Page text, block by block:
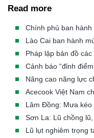
Read more
Pháp lập bản đồ
Cảnh báo “đỉnh
Lâm Đồng: Mưa kéo
Sơn La: Lũ chồng
Lũ lụt nghiêm trọng